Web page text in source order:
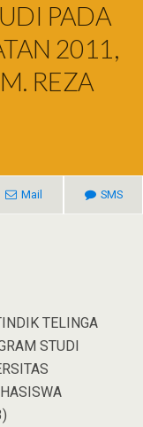
PADA
2011,
REZA
Mail SMS
TELINGA
STUDI